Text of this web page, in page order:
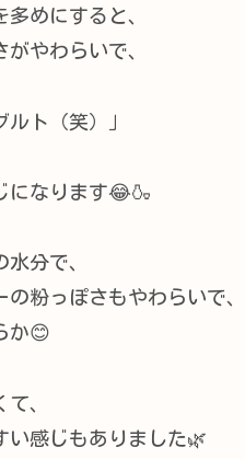
多めにすると、
がやわらいで、
ルト（笑）」
になります😂🍶
水分で、
の粉っぽさもやわらいで、
か😊
、
い感じもありました🌿